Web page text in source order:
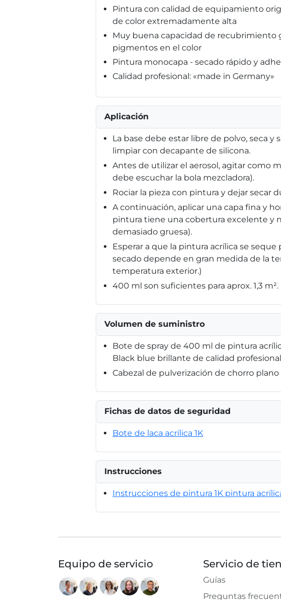
Pintura con calidad de equipamiento
de color extremadamente alta
Muy buena capacidad de recubrimiento
pigmentos en el color
Pintura monocapa - secado rápido y
Calidad profesional: «made in Germany»
Aplicación
La base debe estar libre de polvo, seca y
limpiar con decapante de silicona.
Antes de utilizar el aerosol, agitar como
debe escuchar la bola mezcladora).
Rociar la pieza con pintura y dejar secar
A continuación, aplicar una capa fina y
pintura tiene una cobertura excelente y
demasiado gruesa).
Esperar a que la pintura acrílica se
secado depende en gran medida de la
temperatura exterior.)
400 ml son suficientes para aprox. 1,3 m².
Volumen de suministro
Bote de spray de 400 ml de pintura
Black blue brillante de calidad profesional
Cabezal de pulverización de chorro
Fichas de datos de seguridad
Bote de laca acrílica 1K
Instrucciones
Instrucciones de pintura 1K pintura
Equipo de servicio Servicio de
Guías
Preguntas